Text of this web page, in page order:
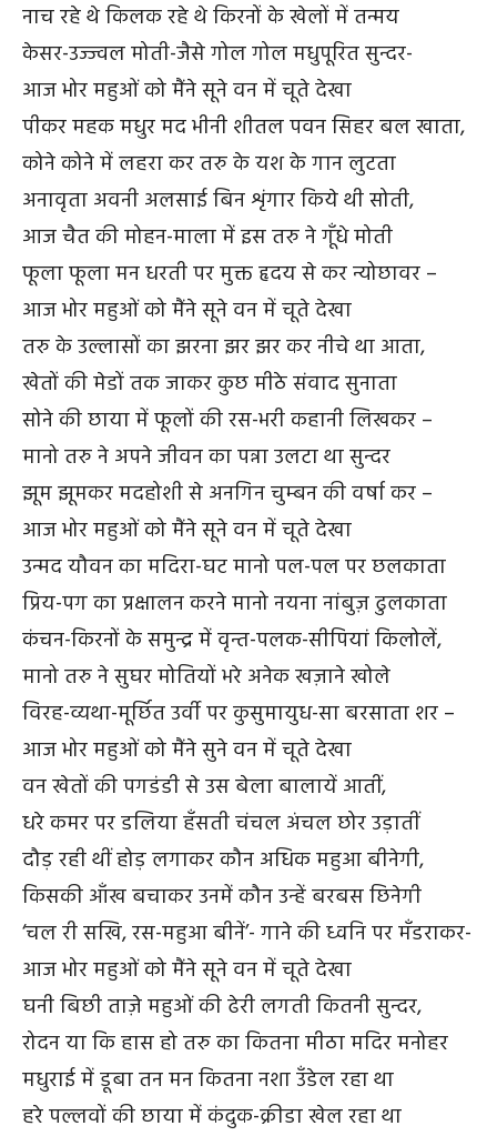
नाच रहे थे किलक रहे थे किरनों के खेलों में तन्मय
केसर-उज्ज्वल मोती-जैसे गोल गोल मधुपूरित सुन्दर-
आज भोर महुओं को मैंने सूने वन में चूते देखा
पीकर महक मधुर मद भीनी शीतल पवन सिहर बल खाता,
कोने कोने में लहरा कर तरु के यश के गान लुटता
अनावृता अवनी अलसाई बिन शृंगार किये थी सोती,
आज चैत की मोहन-माला में इस तरु ने गूँधे मोती
फूला फूला मन धरती पर मुक्त हृदय से कर न्योछावर –
आज भोर महुओं को मैंने सूने वन में चूते देखा
तरु के उल्लासों का झरना झर झर कर नीचे था आता,
खेतों की मेडों तक जाकर कुछ मीठे संवाद सुनाता
सोने की छाया में फूलों की रस-भरी कहानी लिखकर –
मानो तरु ने अपने जीवन का पन्ना उलटा था सुन्दर
झूम झूमकर मदहोशी से अनगिन चुम्बन की वर्षा कर –
आज भोर महुओं को मैंने सूने वन में चूते देखा
उन्मद यौवन का मदिरा-घट मानो पल-पल पर छलकाता
प्रिय-पग का प्रक्षालन करने मानो नयना नांबुज़ ढुलकाता
कंचन-किरनों के समुन्द्र में वृन्त-पलक-सीपियां किलोलें,
मानो तरु ने सुघर मोतियों भरे अनेक खज़ाने खोले
विरह-व्यथा-मूर्छित उर्वी पर कुसुमायुध-सा बरसाता शर –
आज भोर महुओं को मैंने सुने वन में चूते देखा
वन खेतों की पगडंडी से उस बेला बालायें आतीं,
धरे कमर पर डलिया हँसती चंचल अंचल छोर उड़ातीं
दौड़ रही थीं होड़ लगाकर कौन अधिक महुआ बीनेगी,
किसकी आँख बचाकर उनमें कौन उन्हें बरबस छिनेगी
‘चल री सखि, रस-महुआ बीनें’- गाने की ध्वनि पर मँडराकर-
आज भोर महुओं को मैंने सूने वन में चूते देखा
घनी बिछी ताज़े महुओं की ढेरी लगती कितनी सुन्दर,
रोदन या कि हास हो तरु का कितना मीठा मदिर मनोहर
मधुराई में डूबा तन मन कितना नशा उँडेल रहा था
हरे पल्लवों की छाया में कंदुक-क्रीडा खेल रहा था